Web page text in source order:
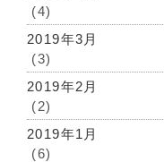
(4)
2019年3月
(3)
2019年2月
(2)
2019年1月
(6)